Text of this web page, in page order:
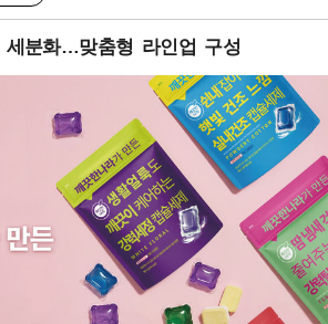
세분화…맞춤형 라인업 구성